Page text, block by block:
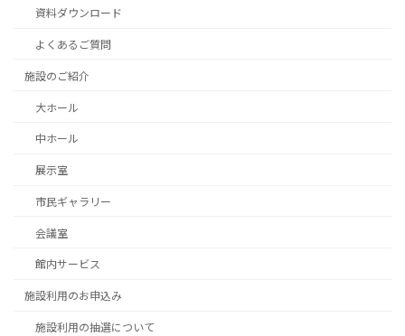
資料ダウンロード
よくあるご質問
施設のご紹介
大ホール
中ホール
展示室
市民ギャラリー
会議室
館内サービス
施設利用のお申込み
施設利用の抽選について